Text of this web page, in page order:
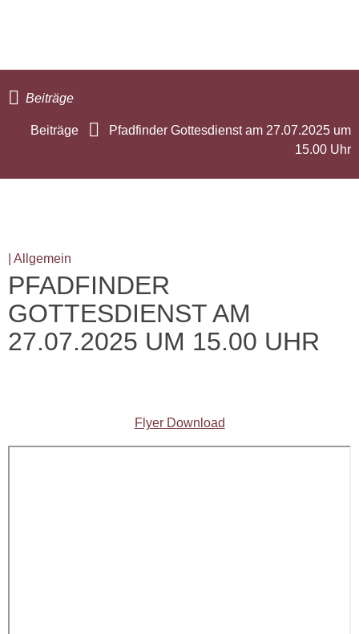
Beiträge
Beiträge
Pfadfinder Gottesdienst am 27.07.2025 um
15.00 Uhr
| Allgemein
PFADFINDER
GOTTESDIENST AM
27.07.2025 UM 15.00 UHR
Flyer Download